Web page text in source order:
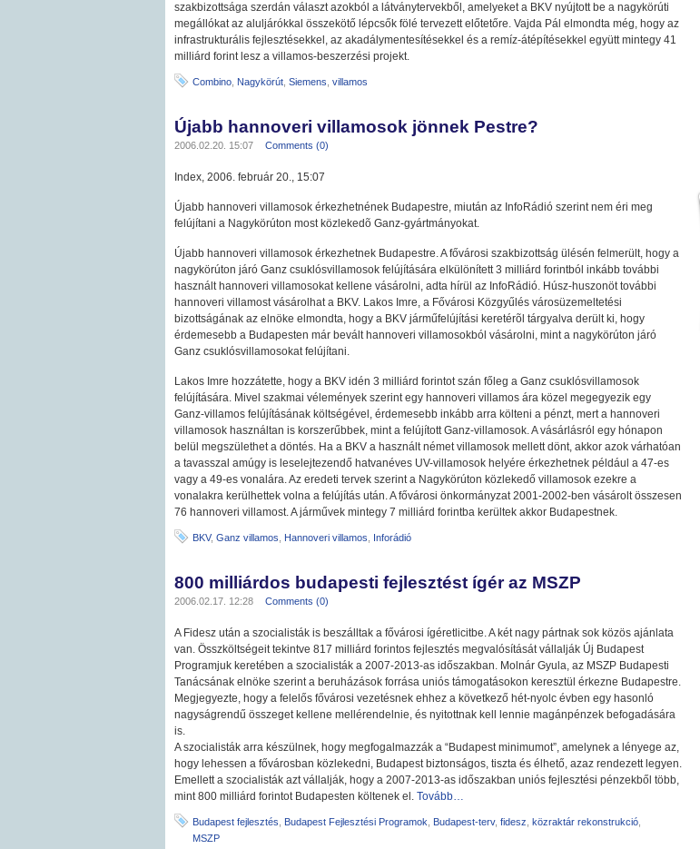
szakbizottsága szerdán választ azokból a látványtervekből, amelyeket a BKV nyújtott be a nagykörúti
megállókat az aluljárókkal összekötő lépcsők fölé tervezett előtetőre. Vajda Pál elmondta még, hogy az
infrastrukturális fejlesztésekkel, az akadálymentesítésekkel és a remíz-átépítésekkel együtt mintegy 41
milliárd forint lesz a villamos-beszerzési projekt.
Combino Nagykörút Siemens villamos
Újabb hannoveri villamosok jönnek Pestre?
2006.02.20. 15:07 Comments (0)
Index, 2006. február 20., 15:07
Újabb hannoveri villamosok érkezhetnének Budapestre, miután az InfoRádió szerint nem éri meg
felújítani a Nagykörúton most közlekedõ Ganz-gyártmányokat.
Újabb hannoveri villamosok érkezhetnek Budapestre. A fővárosi szakbizottság ülésén felmerült, hogy a
nagykörúton járó Ganz csuklósvillamosok felújítására elkülönített 3 milliárd forintból inkább további
használt hannoveri villamosokat kellene vásárolni, adta hírül az InfoRádió. Húsz-huszonöt további
hannoveri villamost vásárolhat a BKV. Lakos Imre, a Fővárosi Közgyűlés városüzemeltetési
bizottságának az elnöke elmondta, hogy a BKV járműfelújítási keretérõl tárgyalva derült ki, hogy
érdemesebb a Budapesten már bevált hannoveri villamosokból vásárolni, mint a nagykörúton járó
Ganz csuklósvillamosokat felújítani.
Lakos Imre hozzátette, hogy a BKV idén 3 milliárd forintot szán főleg a Ganz csuklósvillamosok
felújítására. Mivel szakmai vélemények szerint egy hannoveri villamos ára közel megegyezik egy
Ganz-villamos felújításának költségével, érdemesebb inkább arra költeni a pénzt, mert a hannoveri
villamosok használtan is korszerűbbek, mint a felújított Ganz-villamosok. A vásárlásról egy hónapon
belül megszülethet a döntés. Ha a BKV a használt német villamosok mellett dönt, akkor azok várhatóan
a tavasszal amúgy is leselejtezendő hatvanéves UV-villamosok helyére érkezhetnek például a 47-es
vagy a 49-es vonalára. Az eredeti tervek szerint a Nagykörúton közlekedő villamosok ezekre a
vonalakra kerülhettek volna a felújítás után. A fővárosi önkormányzat 2001-2002-ben vásárolt összesen
76 hannoveri villamost. A járművek mintegy 7 milliárd forintba kerültek akkor Budapestnek.
BKV, Ganz villamos Hannoveri villamos Inforádió
800 milliárdos budapesti fejlesztést ígér az MSZP
2006.02.17. 12:28 Comments (0)
A Fidesz után a szocialisták is beszálltak a fővárosi ígéretlicitbe. A két nagy pártnak sok közös ajánlata
van. Összköltségeit tekintve 817 milliárd forintos fejlesztés megvalósítását vállalják Új Budapest
Programjuk keretében a szocialisták a 2007-2013-as időszakban. Molnár Gyula, az MSZP Budapesti
Tanácsának elnöke szerint a beruházások forrása uniós támogatásokon keresztül érkezne Budapestre.
Megjegyezte, hogy a felelős fővárosi vezetésnek ehhez a következő hét-nyolc évben egy hasonló
nagyságrendű összeget kellene mellérendelnie, és nyitottnak kell lennie magánpénzek befogadására
is.
A szocialisták arra készülnek, hogy megfogalmazzák a “Budapest minimumot”, amelynek a lényege az,
hogy lehessen a fővárosban közlekedni, Budapest biztonságos, tiszta és élhető, azaz rendezett legyen.
Emellett a szocialisták azt vállalják, hogy a 2007-2013-as időszakban uniós fejlesztési pénzekből több,
mint 800 milliárd forintot Budapesten költenek el. Tovább…
Budapest fejlesztés Budapest Fejlesztési Programok Budapest-terv, fidesz közraktár rekonstrukció
MSZP